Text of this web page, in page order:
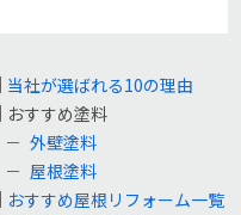
当社が選ばれる10の理由
おすすめ塗料
外壁塗料
屋根塗料
おすすめ屋根リフォーム一覧